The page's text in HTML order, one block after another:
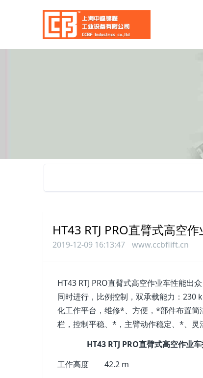
HT43 RTJ PRO直臂式高空作
2019-12-09 16:13:47 www.ccbflift.cn
HT43 RTJ PRO直臂式高空作业车性能出
同时进行，比例控制，双承载能力：230
化工作平台，维修*、方便，*部件布置
栏，控制平稳、*，主臂动作稳定、*、灵
HT43 RTJ PRO直臂式高空作业
工作高度
42.2 m